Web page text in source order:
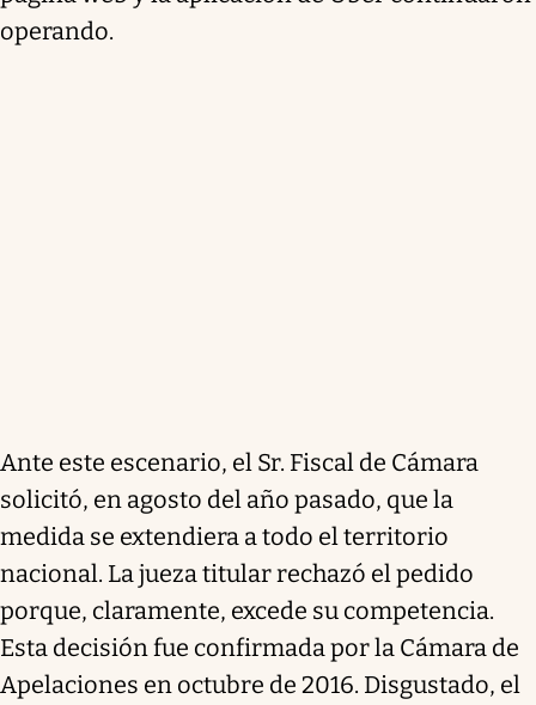
operando.
Ante este escenario, el Sr. Fiscal de Cámara
solicitó, en agosto del año pasado, que la
medida se extendiera a todo el territorio
nacional. La jueza titular rechazó el pedido
porque, claramente, excede su competencia.
Esta decisión fue confirmada por la Cámara de
Apelaciones en octubre de 2016. Disgustado, el